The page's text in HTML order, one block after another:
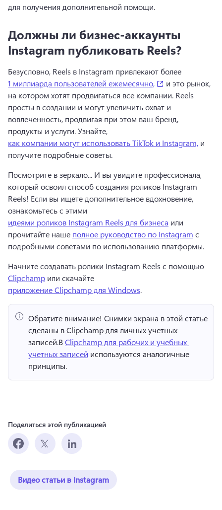
для получения дополнительной помощи.
Должны ли бизнес-аккаунты
Instagram публиковать Reels?
Безусловно, Reels в Instagram привлекают более
1 миллиарда пользователей ежемесячно,
(opens in a new
и это рынок,
на котором хотят продвигаться все компании. Reels
просты в создании и могут увеличить охват и
вовлеченность, продвигая при этом ваш бренд,
продукты и услуги. Узнайте,
как компании могут использовать TikTok и Instagram, и
получите подробные советы.
Посмотрите в зеркало... И вы увидите профессионала,
который освоил способ создания роликов Instagram
Reels! Если вы ищете дополнительное вдохновение,
ознакомьтесь с этими
идеями роликов Instagram Reels для бизнеса или
прочитайте наше полное руководство по Instagram с
подробными советами по использованию платформы.
Начните создавать ролики Instagram Reels с помощью
Clipchamp или скачайте
приложение Clipchamp для Windows.
Обратите внимание! Снимки экрана в этой статье
сделаны в Clipchamp для личных учетных
записей.В Clipchamp для рабочих и учебных
учетных записей используются аналогичные
принципы.
Поделиться этой публикацией
Видео статьи в Instagram